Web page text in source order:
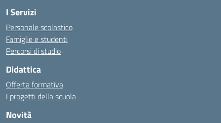
I Servizi
Personale scolastico
Famiglie e studenti
Percorsi di studio
Didattica
Offerta formativa
I progetti della scuola
Novità